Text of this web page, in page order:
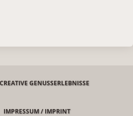
IMPRESSUM / IMPRINT